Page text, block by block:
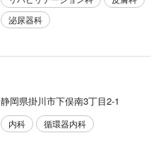
泌尿器科
静岡県掛川市下俣南3丁目2-1
内科 循環器内科